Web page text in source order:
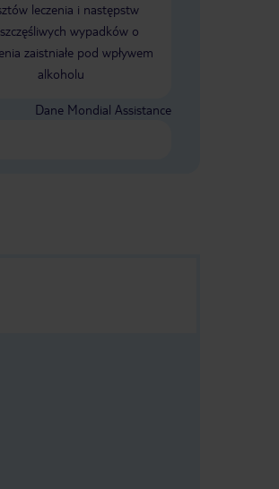
leczenia i następstw
wypadków o
zaistniałe pod wpływem
alkoholu
Dane Mondial Assistance